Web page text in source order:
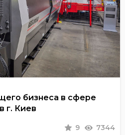
бизнеса в сфере
г. Киев
9 7344